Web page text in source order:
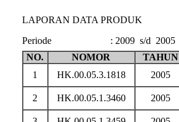
LAPORAN DATA PRODUK
Periode
: 2009 s/d 2005
NO.
NOMOR TAHUN
1
HK.00.05.3.1818 2005
2 HK.00.05.1.3460 2005